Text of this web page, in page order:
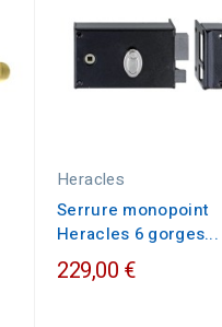
Heracles
Serrure monopoint
Heracles 6 gorges...
229,00 €